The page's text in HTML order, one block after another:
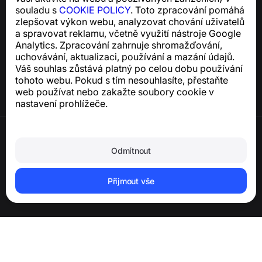
souladu s COOKIE POLICY. Toto zpracování pomáhá
zlepšovat výkon webu, analyzovat chování uživatelů
a spravovat reklamu, včetně využití nástroje Google
Analytics. Zpracování zahrnuje shromažďování,
uchovávání, aktualizaci, používání a mazání údajů.
Váš souhlas zůstává platný po celou dobu používání
tohoto webu. Pokud s tím nesouhlasíte, přestaňte
web používat nebo zakažte soubory cookie v
nastavení prohlížeče.
Odmítnout
Přijmout vše
Centrum nápovědy
Zprávy a články
O projektu
Kontakty
Zásady používání souborů cookie
Smazání účtu a osobních údajů